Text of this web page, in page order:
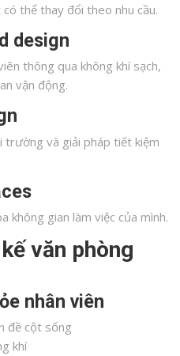
thể thay đổi theo nhu cầu.
design
thông qua không khí sạch,
vận động.
trường và giải pháp tiết kiệm
không gian làm việc của mình.
văn phòng
nhân viên
đề cột sống
khí